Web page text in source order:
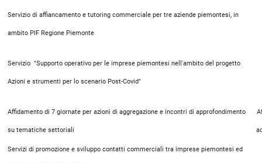
Servizio di affiancamento e tutoring commerciale per tre aziende piemontesi, in
ambito PIF Regione Piemonte
Servizio "Supporto operativo per le imprese piemontesi nell'ambito del progetto
Azioni e strumenti per lo scenario Post-Covid"
Affidamento di 7 giornate per azioni di aggregazione e incontri di approfondimento
su tematiche settoriali
Servizi di promozione e sviluppo contatti commerciali tra imprese piemontesi ed